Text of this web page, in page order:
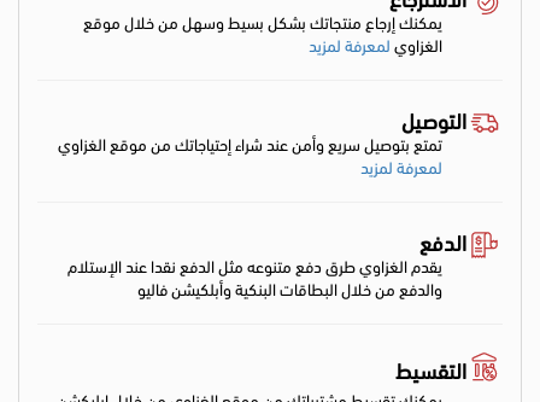
يمكنك إرجاع منتجاتك بشكل بسيط وسهل من خلال موقع
الغزاويلمعرفة لمزيد
التوصيل
تمتع بتوصيل سريع وأمن عند شراء إحتياجاتك من موقع الغزاوي
لمعرفة لمزيد
الدفع
يقدم الغزاوي طرق دفع متنوعه مثل الدفع نقدا عند الإستلام
والدفع من خلال البطاقات البنكية وأبلكيشن فاليو
التقسيط